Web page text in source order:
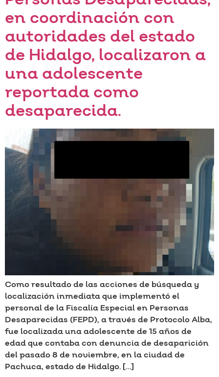
en coordinación con
autoridades del estado
de Hidalgo, localizaron a
una adolescente
reportada como
desaparecida.
Como resultado de las acciones de búsqueda y
localización inmediata que implementó el
personal de la Fiscalía Especial en Personas
Desaparecidas (FEPD), a través de Protocolo Alba,
fue localizada una adolescente de 15 años de
edad que contaba con denuncia de desaparición
del pasado 8 de noviembre, en la ciudad de
Pachuca, estado de Hidalgo. […]